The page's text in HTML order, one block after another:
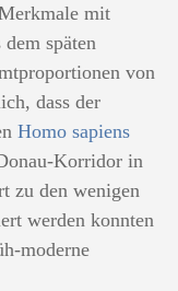
mit
späten
von
dass der
Homo sapiens
Korridor in
zu den wenigen
werden konnten
moderne